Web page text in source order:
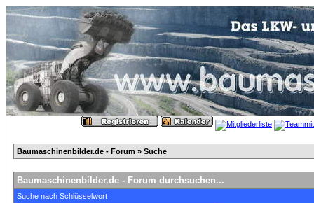
Baumaschinenbilder.de - Forum » Suche
Baumaschinenbilder.de - Forum durchsuchen...
Suche nach Schlüsselwort